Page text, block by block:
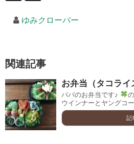
ゆみクローバー
関連記事
お弁当（タコライ
パパのお弁当です♪
ウインナーとヤングコ
記